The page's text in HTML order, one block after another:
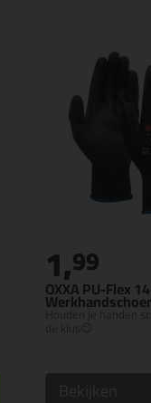
OXXA PU-Flex
Houden je handen
1,99